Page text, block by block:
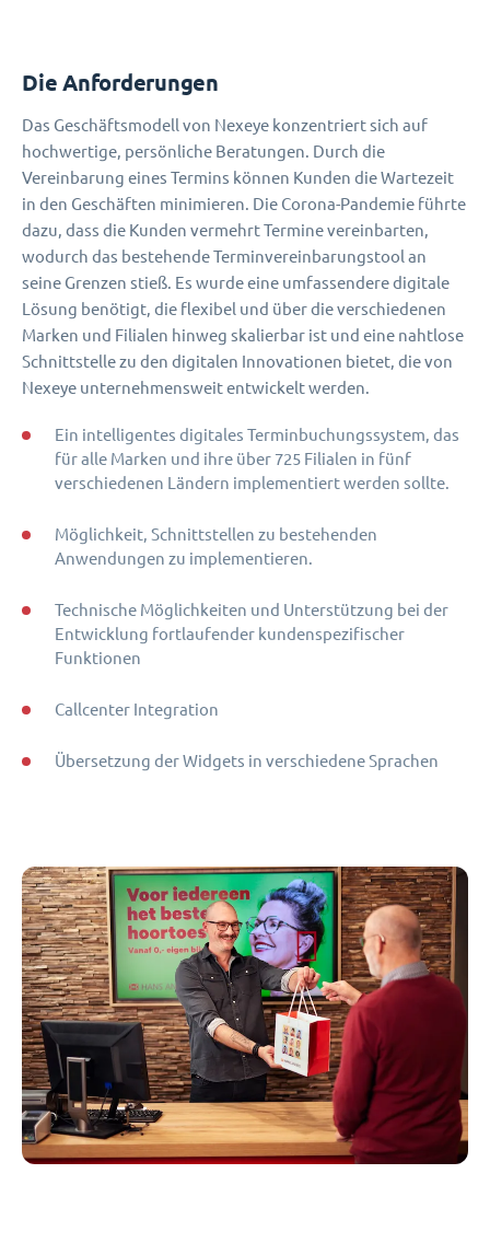
Die Anforderungen
Das Geschäftsmodell von Nexeye konzentriert sich auf
hochwertige, persönliche Beratungen. Durch die
Vereinbarung eines Termins können Kunden die Wartezeit
in den Geschäften minimieren. Die Corona-Pandemie führte
dazu, dass die Kunden vermehrt Termine vereinbarten,
wodurch das bestehende Terminvereinbarungstool an
seine Grenzen stieß. Es wurde eine umfassendere digitale
Lösung benötigt, die flexibel und über die verschiedenen
Marken und Filialen hinweg skalierbar ist und eine nahtlose
Schnittstelle zu den digitalen Innovationen bietet, die von
Nexeye unternehmensweit entwickelt werden.
Ein intelligentes digitales Terminbuchungssystem, das
für alle Marken und ihre über 725 Filialen in fünf
verschiedenen Ländern implementiert werden sollte.
Möglichkeit, Schnittstellen zu bestehenden
Anwendungen zu implementieren.
Technische Möglichkeiten und Unterstützung bei der
Entwicklung fortlaufender kundenspezifischer
Funktionen
Callcenter Integration
Übersetzung der Widgets in verschiedene Sprachen